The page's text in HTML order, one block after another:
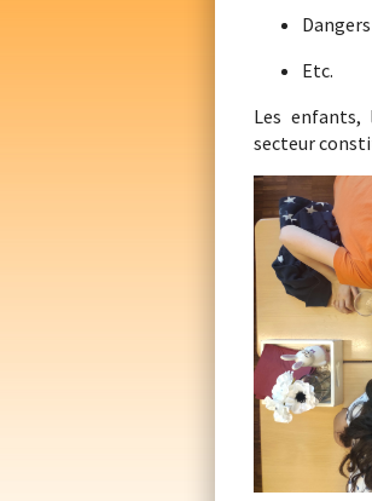
Etc.
Les enfants,
secteur